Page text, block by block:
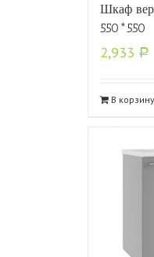
Шкаф
550*550
2,933 Р
В корзину